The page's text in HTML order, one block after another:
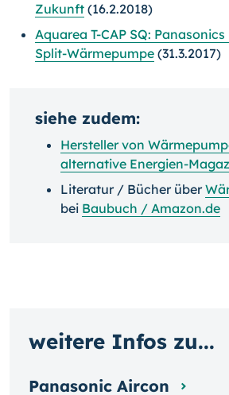
Zukunft (16.2.2018)
Aquarea T-CAP SQ:
Split-Wärmepumpe (31.3.2017)
siehe zudem:
Hersteller von
alternative Energien-
Literatur / Bücher über
bei Baubuch / Amazon.de
weitere Infos zu...
Panasonic Aircon